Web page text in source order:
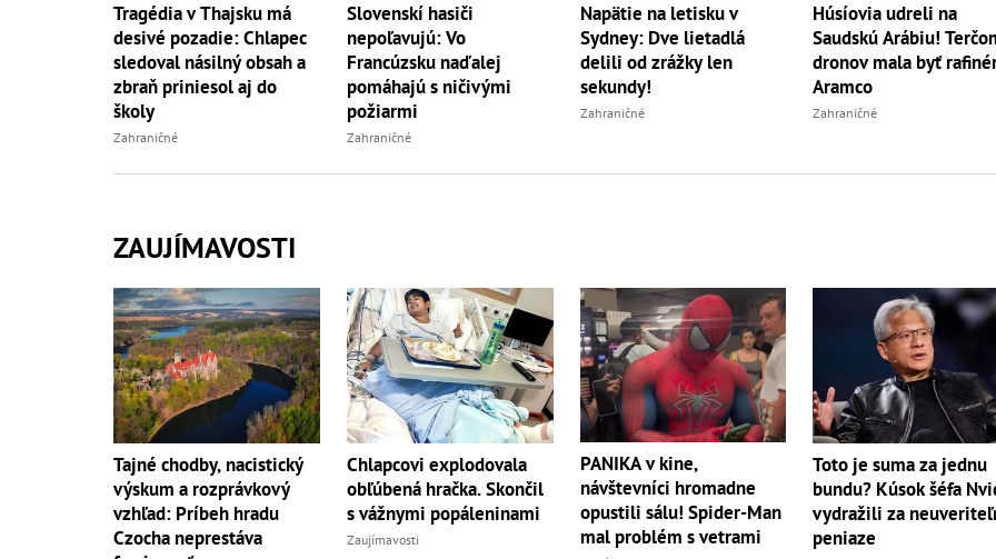
Tragédia v Thajsku má
desivé pozadie: Chlapec
sledoval násilný obsah a
zbraň priniesol aj do
školy
Zahraničné
Slovenskí hasiči
nepoľavujú: Vo
Francúzsku naďalej
pomáhajú s ničivými
požiarmi
Zahraničné
Napätie na letisku v
Sydney: Dve lietadlá
delili od zrážky len
sekundy!
Zahraničné
Húsíovia udreli na
Saudskú Arábiu!
dronov mala byť
Aramco
Zahraničné
ZAUJÍMAVOSTI
Tajné chodby, nacistický
výskum a rozprávkový
vzhľad: Príbeh hradu
Czocha neprestáva
Chlapcovi explodovala
obľúbená hračka. Skončil
s vážnymi popáleninami
Zaujímavosti
PANIKA v kine,
návštevníci hromadne
opustili sálu! Spider-Man
mal problém s vetrami
Toto je suma za jednu
bundu? Kúsok šéfa
vydražili za
peniaze